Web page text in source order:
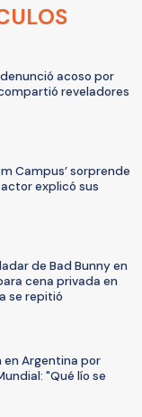
acoso por
reveladores
Campus’ sorprende
explicó sus
de Bad Bunny en
cena privada en
se repitió
en Argentina por
"Qué lío se